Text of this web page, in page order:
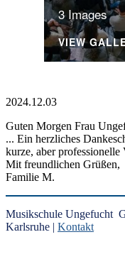
3 Images
VIEW
2024.12.03
Guten Morgen Frau
... Ein herzliches
kurze, aber professionelle
Mit freundlichen Grüßen,
Familie M.
Musikschule Ungefucht
Karlsruhe | Kontakt